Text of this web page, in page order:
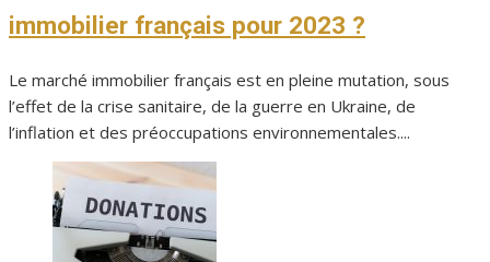
immobilier français pour 2023 ?
Le marché immobilier français est en pleine mutation, sous
l’effet de la crise sanitaire, de la guerre en Ukraine, de
l’inflation et des préoccupations environnementales....